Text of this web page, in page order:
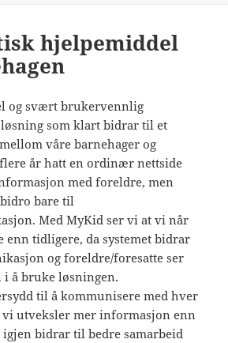
hjelpemiddel
og svært brukervennlig
som klart bidrar til et
våre barnehager og
år hatt en ordinær nettside
med foreldre, men
bare til
Med MyKid ser vi at vi når
enn tidligere, da systemet bidrar
og foreldre/foresatte ser
å bruke løsningen.
til å kommunisere med hver
utveksler mer informasjon enn
bidrar til bedre samarbeid